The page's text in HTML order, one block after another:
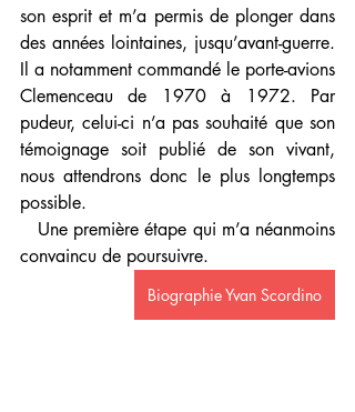
son esprit et m’a permis de plonger dans
des années lointaines, jusqu’avant-guerre.
Il a notamment commandé le porte-avions
Clemenceau de 1970 à 1972. Par
pudeur, celui-ci n’a pas souhaité que son
témoignage soit publié de son vivant,
nous attendrons donc le plus longtemps
possible.
convaincu de poursuivre.
Biographie Yvan Scordino